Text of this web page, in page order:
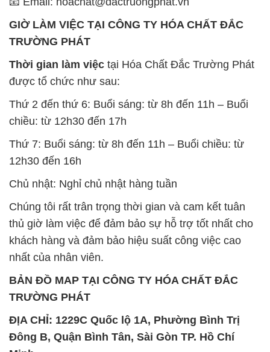
được tổ chức như sau:
Thứ 2 đến thứ 6: Buổi sáng: từ 8h đến 11h – Buổi
chiều: từ 12h30 đến 17h
Thứ 7: Buổi sáng: từ 8h đến 11h – Buổi chiều: từ
12h30 đến 16h
Chủ nhật: Nghỉ chủ nhật hàng tuần
thủ giờ làm việc để đảm bảo sự hỗ trợ tốt nhất cho
khách hàng và đảm bảo hiệu suất công việc cao
nhất của nhân viên.
BẢN ĐỒ MAP TẠI CÔNG TY HÓA CHẤT ĐẮC
TRƯỜNG PHÁT
ĐỊA CHỈ: 1229C Quốc lộ 1A, Phường Bình Trị
Đông B, Quận Bình Tân, Sài Gòn TP. Hồ Chí
Minh